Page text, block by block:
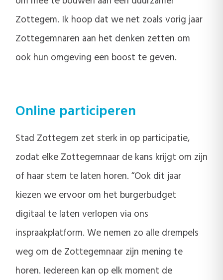
Zottegem. Ik hoop dat we net zoals vorig jaar
Zottegemnaren aan het denken zetten om
ook hun omgeving een boost te geven.
Online participeren
Stad Zottegem zet sterk in op participatie,
zodat elke Zottegemnaar de kans krijgt om zijn
of haar stem te laten horen. “Ook dit jaar
kiezen we ervoor om het burgerbudget
digitaal te laten verlopen via ons
inspraakplatform. We nemen zo alle drempels
weg om de Zottegemnaar zijn mening te
horen. Iedereen kan op elk moment de